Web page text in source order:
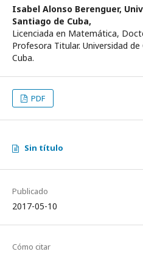
Isabel Alonso Berenguer,
Santiago de Cuba,
Licenciada en Matemática,
Profesora Titular. Universidad
Cuba.
PDF
Sin título
Publicado
2017-05-10
Cómo citar